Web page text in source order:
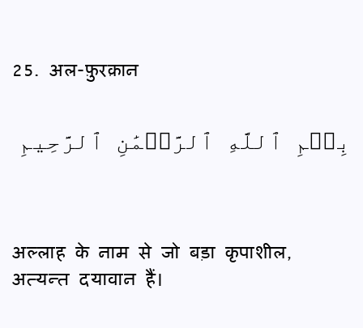
25. अल-फ़ुरक़ान
بِسۡمِ ٱللَّهِ ٱلرَّحۡمَٰنِ ٱلرَّحِيمِ
अल्लाह के नाम से जो बड़ा कृपाशील,
अत्यन्त दयावान हैं।